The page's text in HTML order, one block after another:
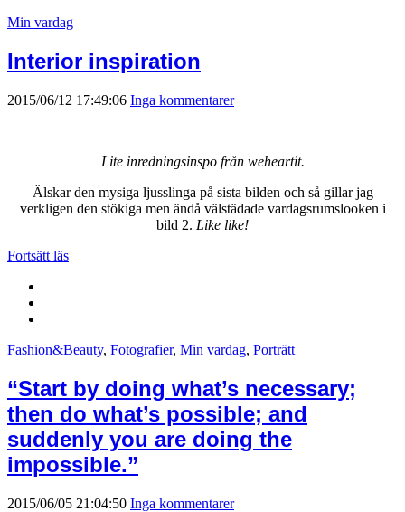
Min vardag
Interior inspiration
2015/06/12 17:49:06 Inga kommentarer
Lite inredningsinspo från weheartit.
Älskar den mysiga ljusslinga på sista bilden och så gillar jag
verkligen den stökiga men ändå välstädade vardagsrumslooken i
bild 2. Like like!
Fortsätt läs
Fashion&Beauty, Fotografier, Min vardag, Porträtt
“Start by doing what’s necessary;
then do what’s possible; and
suddenly you are doing the
impossible.”
2015/06/05 21:04:50 Inga kommentarer